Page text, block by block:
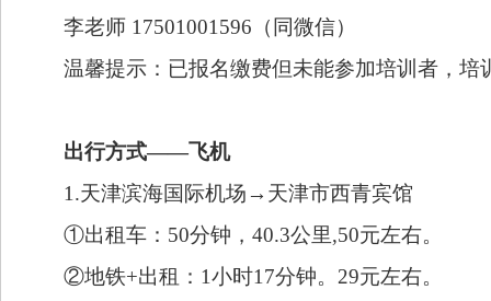
李老师 17501001596（同微信）
温馨提示：已报名缴费但未能参加培训者，
出行方式——飞机
1.天津滨海国际机场→天津市西青宾馆
①出租车：50分钟，40.3公里,50元左右。
②地铁+出租：1小时17分钟。29元左右。